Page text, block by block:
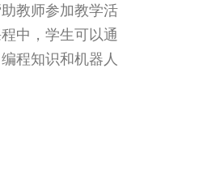
教师参加教学活
中，学生可以通
程知识和机器人